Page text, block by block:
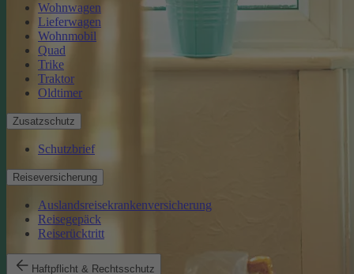
Wohnwagen
Lieferwagen
Wohnmobil
Quad
Trike
Traktor
Oldtimer
Zusatzschutz
Schutzbrief
Reiseversicherung
Auslandsreisekrankenversicherung
Reisegepäck
Reiserücktritt
Haftpflicht & Rechtsschutz